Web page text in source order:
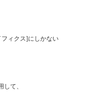
ィクス]にしかない
して、